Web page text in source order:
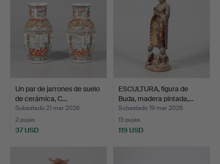
Un par de jarrones de suelo
de cerámica, C…
Subastado 21 mar 2026
2 pujas
37 USD
ESCULTURA, figura de
Buda, madera pintada,…
Subastado 19 mar 2026
13 pujas
119 USD